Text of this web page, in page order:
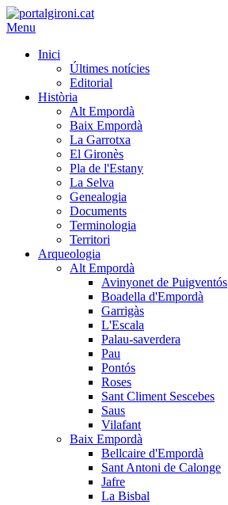
Menu
Inici
Últimes notícies
Editorial
Història
Alt Empordà
Baix Empordà
La Garrotxa
El Gironès
Pla de l'Estany
La Selva
Genealogia
Documents
Terminologia
Territori
Arqueologia
Alt Empordà
Avinyonet de Puigventós
Boadella d'Empordà
Garrigàs
L'Escala
Palau-saverdera
Pau
Pontós
Roses
Sant Climent Sescebes
Saus
Vilafant
Baix Empordà
Bellcaire d'Empordà
Sant Antoni de Calonge
Jafre
La Bisbal